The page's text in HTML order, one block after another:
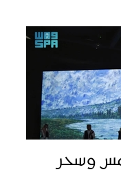
وسحر